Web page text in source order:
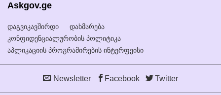
Askgov.ge
დაგვიკავშირდი
დახმარება
კონფიდენციალურობის პოლიტიკა
აპლიკაციის პროგრამირების ინტერფეისი
Newsletter Facebook Twitter